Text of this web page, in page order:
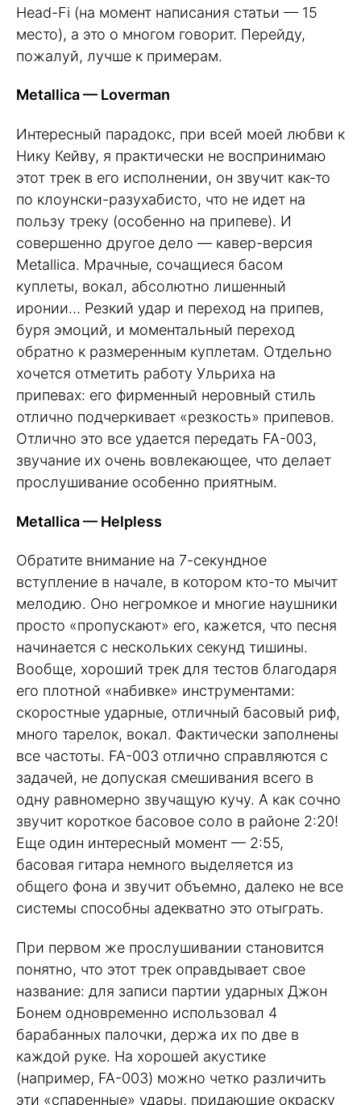
Head-Fi (на момент написания статьи — 15
место), а это о многом говорит. Перейду,
пожалуй, лучше к примерам.
Metallica — Loverman
Интересный парадокс, при всей моей любви к
Нику Кейву, я практически не воспринимаю
этот трек в его исполнении, он звучит как-то
по клоунски-разухабисто, что не идет на
пользу треку (особенно на припеве). И
совершенно другое дело — кавер-версия
Metallica. Мрачные, сочащиеся басом
куплеты, вокал, абсолютно лишенный
иронии… Резкий удар и переход на припев,
буря эмоций, и моментальный переход
обратно к размеренным куплетам. Отдельно
хочется отметить работу Ульриха на
припевах: его фирменный неровный стиль
отлично подчеркивает «резкость» припевов.
Отлично это все удается передать FA-003,
звучание их очень вовлекающее, что делает
прослушивание особенно приятным.
Metallica — Helpless
Обратите внимание на 7-секундное
вступление в начале, в котором кто-то мычит
мелодию. Оно негромкое и многие наушники
просто «пропускают» его, кажется, что песня
начинается с нескольких секунд тишины.
Вообще, хороший трек для тестов благодаря
его плотной «набивке» инструментами:
скоростные ударные, отличный басовый риф,
много тарелок, вокал. Фактически заполнены
все частоты. FA-003 отлично справляются с
задачей, не допуская смешивания всего в
одну равномерно звучащую кучу. А как сочно
звучит короткое басовое соло в районе 2:20!
Еще один интересный момент — 2:55,
басовая гитара немного выделяется из
общего фона и звучит объемно, далеко не все
системы способны адекватно это отыграть.
При первом же прослушивании становится
понятно, что этот трек оправдывает свое
название: для записи партии ударных Джон
Бонем одновременно использовал 4
барабанных палочки, держа их по две в
каждой руке. На хорошей акустике
(например, FA-003) можно четко различить
эти «спаренные» удары, придающие окраску